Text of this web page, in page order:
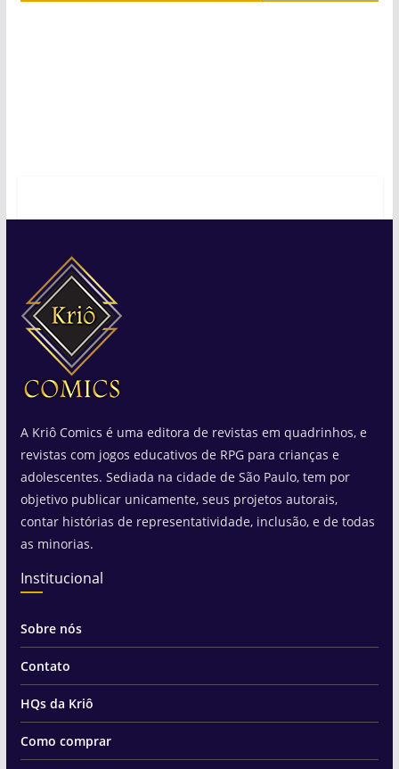
A Kriô Comics é uma editora de revistas em quadrinhos, e
revistas com jogos educativos de RPG para crianças e
adolescentes. Sediada na cidade de São Paulo, tem por
objetivo publicar unicamente, seus projetos autorais,
contar histórias de representatividade, inclusão, e de todas
as minorias.
Institucional
Sobre nós
Contato
HQs da Kriô
Como comprar